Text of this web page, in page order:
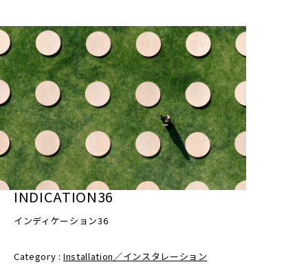
年少の息子にえんぴつを持たせると、人も動物も家も
全て丸く描き、棒を持たせば地面には無造作な丸い図
形が並び、そこで飛び跳ね、遊びだす。
人類の無意識的な造形は丸と考えても良いのかもしれ
ない。
ラウンドを主張するアウトラインは、人間の内面や所
作、暮らし、コミュニティの始まりをトレースしてい
る。
人の暮らしの、先々に起こる出来事や状態についての
象、人的現象など、コミュニティが発生する ”兆し”
INDICATION36
インディケーション36
Category :Installation／インスタレーション